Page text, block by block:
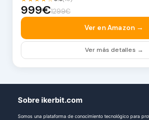
999€1299€
Ver en Amazon →
Ver más detalles →
Sobre ikerbit.com
Somos una plataforma de conocimiento tecnológico para